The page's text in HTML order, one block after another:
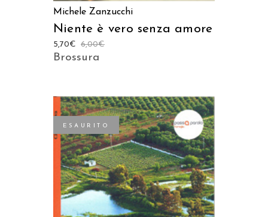
Michele Zanzucchi
Niente è vero senza amore
6,00€
5,70€
Brossura
ESAURITO